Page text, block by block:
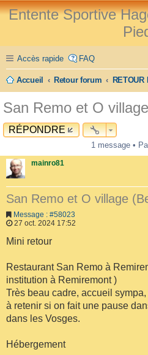
Entente Sportive
Accès rapide FAQ
Accueil Retour forum
San Remo et O
RÉPONDRE
1 message •
mainro81
San Remo et O village
Message : #58023
27 oct. 2024 17:52
Mini retour
Restaurant San Remo à
institution à Remiremont )
Très beau cadre, accueil
à retenir si on fait une pause
dans les Vosges.
Hébergement